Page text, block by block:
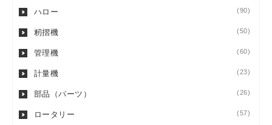
ハロー (90)
籾摺機 (50)
管理機 (60)
計量機 (23)
部品（パーツ） (26)
ロータリー (57)